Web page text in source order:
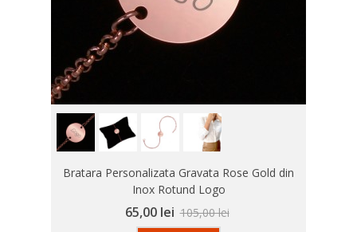
Bratara Personalizata Gravata Rose Gold din
Inox Rotund Logo
65,00 lei 105,00 lei